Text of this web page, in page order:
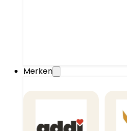
Merken